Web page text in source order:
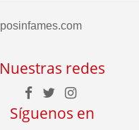
Nuestras redes
Síguenos en